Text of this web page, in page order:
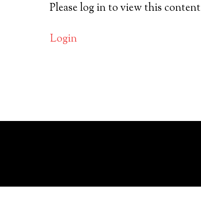
Please log in to view this content
Login